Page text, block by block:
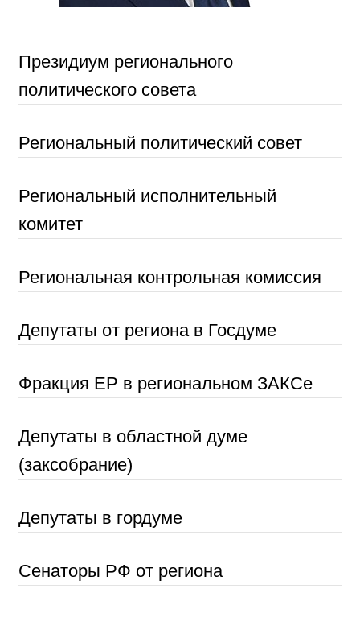
Президиум регионального
политического совета
Региональный политический совет
Региональный исполнительный
комитет
Региональная контрольная комиссия
Депутаты от региона в Госдуме
Фракция ЕР в региональном ЗАКСе
Депутаты в областной думе
(заксобрание)
Депутаты в гордуме
Сенаторы РФ от региона